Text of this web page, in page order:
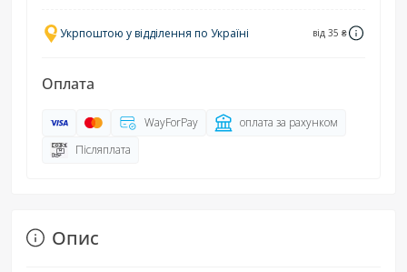
Укрпоштою у відділення по Україні від 35 ₴
Оплата
WayForPay
оплата за рахунком
Післяплата
Опис